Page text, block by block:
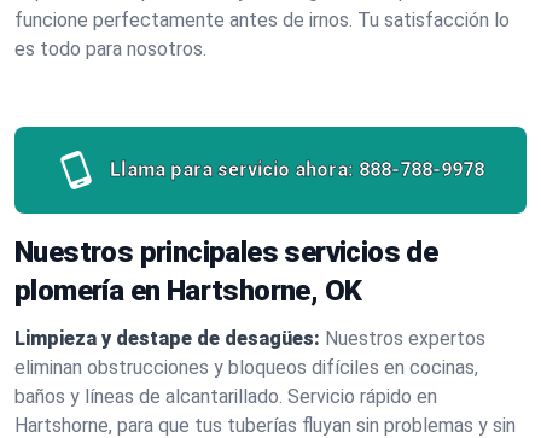
funcione perfectamente antes de irnos. Tu satisfacción lo
es todo para nosotros.
Llama para servicio ahora: 888-788-9978
Nuestros principales servicios de
plomería en Hartshorne, OK
Limpieza y destape de desagües: Nuestros expertos
eliminan obstrucciones y bloqueos difíciles en cocinas,
baños y líneas de alcantarillado. Servicio rápido en
Hartshorne, para que tus tuberías fluyan sin problemas y sin